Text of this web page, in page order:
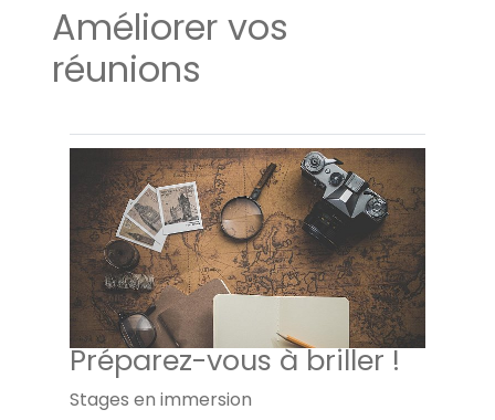
Améliorer vos
réunions
Préparez-vous à briller !
Stages en immersion